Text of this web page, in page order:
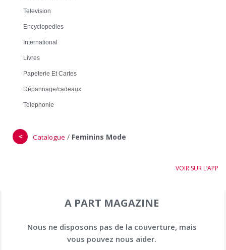
Television
Encyclopedies
International
Livres
Papeterie Et Cartes
Dépannage/cadeaux
Telephonie
＜ Catalogue / Feminins Mode
VOIR SUR L’APP
A PART MAGAZINE
Nous ne disposons pas de la couverture, mais
vous pouvez nous aider.